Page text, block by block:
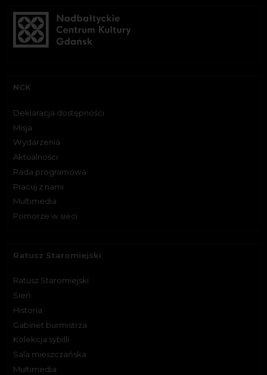
NCK
Deklaracja dostępności
Misja
Wydarzenia
Aktualności
Rada programowa
Pracuj z nami
Multimedia
Pomorze w sieci
Ratusz Staromiejski
Ratusz Staromiejski
Sień
Historia
Gabinet burmistrza
Kolekcja sybilli
Sala mieszczańska
Multimedia